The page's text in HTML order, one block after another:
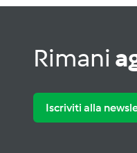
Rimani
Iscriviti alla